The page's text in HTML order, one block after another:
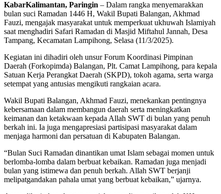
KabarKalimantan, Paringin – Dalam rangka menyemarakkan
bulan suci Ramadan 1446 H, Wakil Bupati Balangan, Akhmad
Fauzi, mengajak masyarakat untuk memperkuat ukhuwah Islamiyah
saat menghadiri Safari Ramadan di Masjid Miftahul Jannah, Desa
Tampang, Kecamatan Lampihong, Selasa (11/3/2025).
Kegiatan ini dihadiri oleh unsur Forum Koordinasi Pimpinan
Daerah (Forkopimda) Balangan, Plt. Camat Lampihong, para kepala
Satuan Kerja Perangkat Daerah (SKPD), tokoh agama, serta warga
setempat yang antusias mengikuti rangkaian acara.
Wakil Bupati Balangan, Akhmad Fauzi, menekankan pentingnya
kebersamaan dalam membangun daerah serta meningkatkan
keimanan dan ketakwaan kepada Allah SWT di bulan yang penuh
berkah ini. Ia juga mengapresiasi partisipasi masyarakat dalam
menjaga harmoni dan persatuan di Kabupaten Balangan.
“Bulan Suci Ramadan dinantikan umat Islam sebagai momen untuk
berlomba-lomba dalam berbuat kebaikan. Ramadan juga menjadi
bulan yang istimewa dan penuh berkah. Allah SWT berjanji
melipatgandakan pahala umat yang berbuat kebaikan,” ujarnya.